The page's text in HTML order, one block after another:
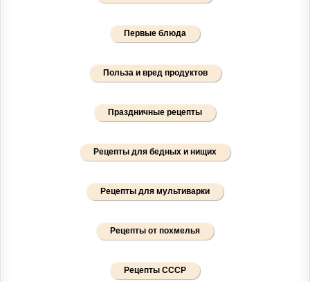
Первые блюда
Польза и вред продуктов
Праздничные рецепты
Рецепты для бедных и нищих
Рецепты для мультиварки
Рецепты от похмелья
Рецепты СССР